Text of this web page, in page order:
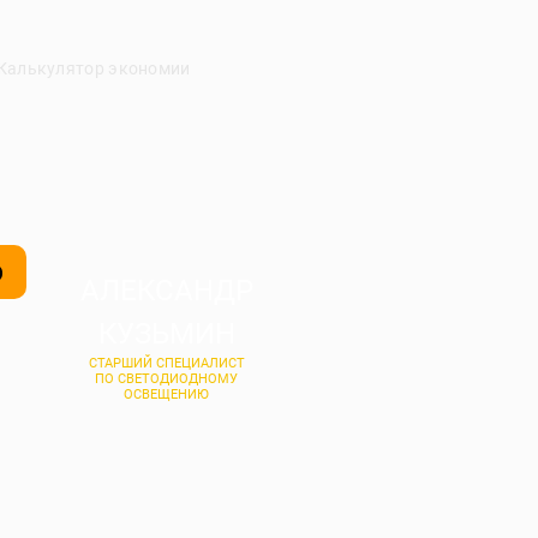
СТАРШИЙ СПЕЦИАЛИСТ
ПО СВЕТОДИОДНОМУ
ОСВЕЩЕНИЮ